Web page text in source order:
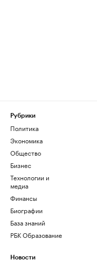
Рубрики
Политика
Экономика
Общество
Бизнес
Технологии и
медиа
Финансы
Биографии
База знаний
РБК Образование
Новости